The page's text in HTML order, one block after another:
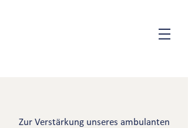
Zur Verstärkung unseres ambulanten